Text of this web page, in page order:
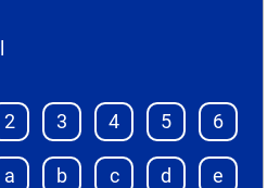
2 3 4 5 6
a b c d e